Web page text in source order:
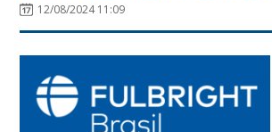
12/08/2024 11:09